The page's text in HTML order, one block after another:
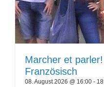
Marcher et
Französisch
08. August 2026 @ 16:00-